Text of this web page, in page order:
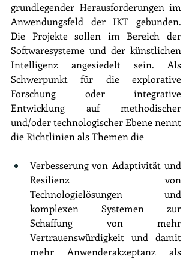
grundlegender Herausforderungen im
Anwendungsfeld der IKT gebunden.
Die Projekte sollen im Bereich der
Softwaresysteme und der künstlichen
Intelligenz angesiedelt sein. Als
Schwerpunkt für die explorative
Forschung oder integrative
Entwicklung auf methodischer
und/oder technologischer Ebene nennt
die Richtlinien als Themen die
Verbesserung von Adaptivität und
Resilienz von
Technologielösungen und
komplexen Systemen zur
Schaffung von mehr
Vertrauenswürdigkeit und damit
mehr Anwenderakzeptanz als